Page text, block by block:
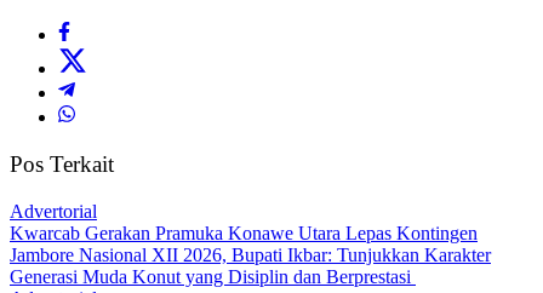
Pos Terkait
Advertorial
‎Kwarcab Gerakan Pramuka Konawe Utara Lepas Kontingen
Jambore Nasional XII 2026, Bupati Ikbar: Tunjukkan Karakter
Generasi Muda Konut yang Disiplin dan Berprestasi ‎